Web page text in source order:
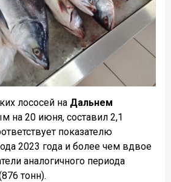
лососей на Дальнем
на 20 июня, составил 2,1
показателю
2023 года и более чем вдвое
аналогичного периода
тонн).